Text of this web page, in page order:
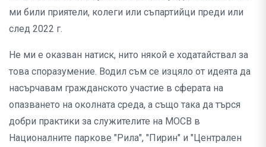
ми били приятели, колеги или съпартийци преди или
след 2022 г.
Не ми е оказван натиск, нито някой е ходатайствал за
това споразумение. Водил съм се изцяло от идеята да
насърчавам гражданското участие в сферата на
опазването на околната среда, а също така да търся
добри практики за служителите на МОСВ в
Националните паркове "Рила", "Пирин" и "Централен